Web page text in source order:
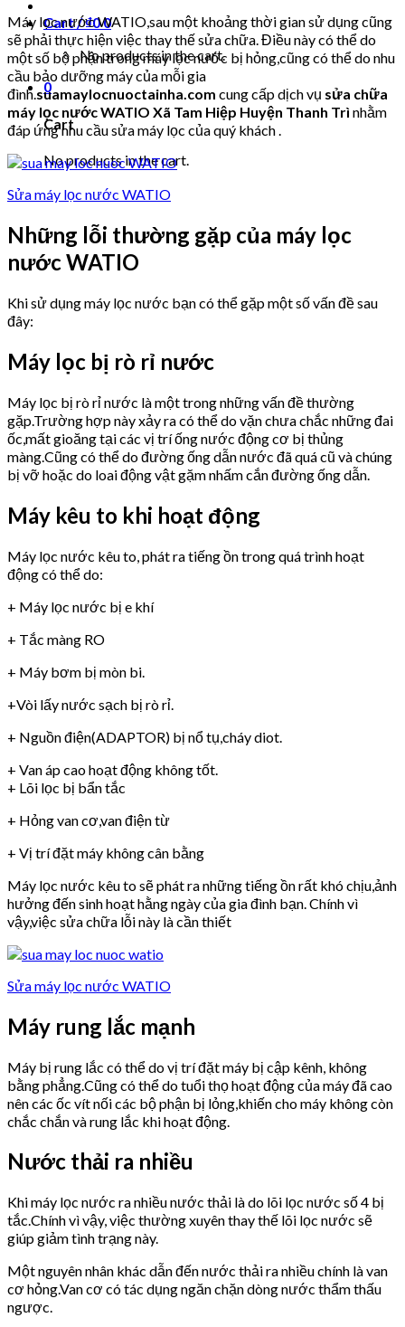
Cart /₫00
No products in the cart.
0
Cart
No products in the cart.
Máy lọc nước WATIO,sau một khoảng thời gian sử dụng cũng
sẽ phải thực hiện việc thay thế sửa chữa. Điều này có thể do
một số bộ phận trong máy lọc nước bị hỏng,cũng có thể do nhu
cầu bảo dưỡng máy của mỗi gia
đình.suamaylocnuoctainha.com cung cấp dịch vụ sửa chữa
máy lọc nước WATIO Xã Tam Hiệp Huyện Thanh Trì nhằm
đáp ứng nhu cầu sửa máy lọc của quý khách .
Sửa máy lọc nước WATIO
Những lỗi thường gặp của máy lọc
nước WATIO
Khi sử dụng máy lọc nước bạn có thể gặp một số vấn đề sau
đây:
Máy lọc bị rò rỉ nước
Máy lọc bị rò rỉ nước là một trong những vấn đề thường
gặp.Trường hợp này xảy ra có thể do vặn chưa chắc những đai
ốc,mất gioăng tại các vị trí ống nước động cơ bị thủng
màng.Cũng có thể do đường ống dẫn nước đã quá cũ và chúng
bị vỡ hoặc do loai động vật gặm nhấm cắn đường ống dẫn.
Máy kêu to khi hoạt động
Máy lọc nước kêu to, phát ra tiếng ồn trong quá trình hoạt
động có thể do:
+ Máy lọc nước bị e khí
+ Tắc màng RO
+ Máy bơm bị mòn bi.
+Vòi lấy nước sạch bị rò rỉ.
+ Nguồn điện(ADAPTOR) bị nổ tụ,cháy diot.
+ Van áp cao hoạt động không tốt.
+ Lõi lọc bị bẩn tắc
+ Hỏng van cơ,van điện từ
+ Vị trí đặt máy không cân bằng
Máy lọc nước kêu to sẽ phát ra những tiếng ồn rất khó chịu,ảnh
hưởng đến sinh hoạt hằng ngày của gia đình bạn. Chính vì
vậy,việc sửa chữa lỗi này là cần thiết
Sửa máy lọc nước WATIO
Máy rung lắc mạnh
Máy bị rung lắc có thể do vị trí đặt máy bị cập kênh, không
bằng phẳng.Cũng có thể do tuổi thọ hoạt động của máy đã cao
nên các ốc vít nối các bộ phận bị lỏng,khiến cho máy không còn
chắc chắn và rung lắc khi hoạt động.
Nước thải ra nhiều
Khi máy lọc nước ra nhiều nước thải là do lõi lọc nước số 4 bị
tắc.Chính vì vậy, việc thường xuyên thay thế lõi lọc nước sẽ
giúp giảm tình trạng này.
Một nguyên nhân khác dẫn đến nước thải ra nhiều chính là van
cơ hỏng.Van cơ có tác dụng ngăn chặn dòng nước thẩm thấu
ngược.